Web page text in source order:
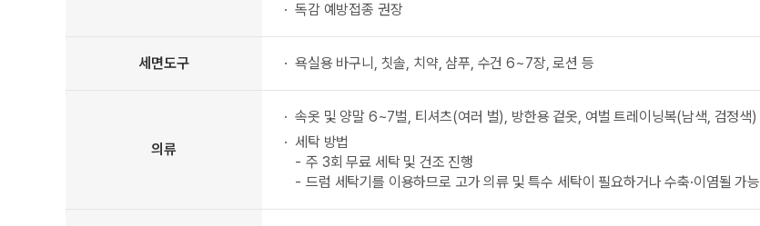
독감 예방접종 권장
세면도구 욕실용 바구니, 칫솔, 치약, 샴푸, 수건 6~7장, 로션 등
의류
속옷 및 양말 6~7벌, 티셔츠(여러 벌), 방한용 겉옷, 여벌 트레이닝복(남색, 검정색)
세탁 방법
주 3회 무료 세탁 및 건조 진행
드럼 세탁기를 이용하므로 고가 의류 및 특수 세탁이 필요하거나 수축·이염될 가